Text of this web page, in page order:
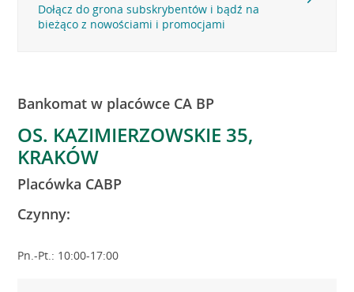
Dołącz do grona subskrybentów i bądź na
bieżąco z nowościami i promocjami
Bankomat w placówce CA BP
OS. KAZIMIERZOWSKIE 35,
KRAKÓW
Placówka CABP
Czynny:
Pn.-Pt.: 10:00-17:00